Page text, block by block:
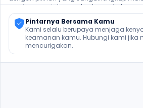
repair sampai dengan body repair dan
memenuhi kepuasan pelanggan Grand
fasilitas restoran, family room dan vip
fasilitas lainnya. Dengan perkembangan
maju manajemen Grand Sehat
profesional untuk menjadi bagian dari
tumbuh bersama.
Pintarnya Bersama Kamu
Kami selalu berupaya menjaga
keamanan kamu. Hubungi kami jika
mencurigakan.